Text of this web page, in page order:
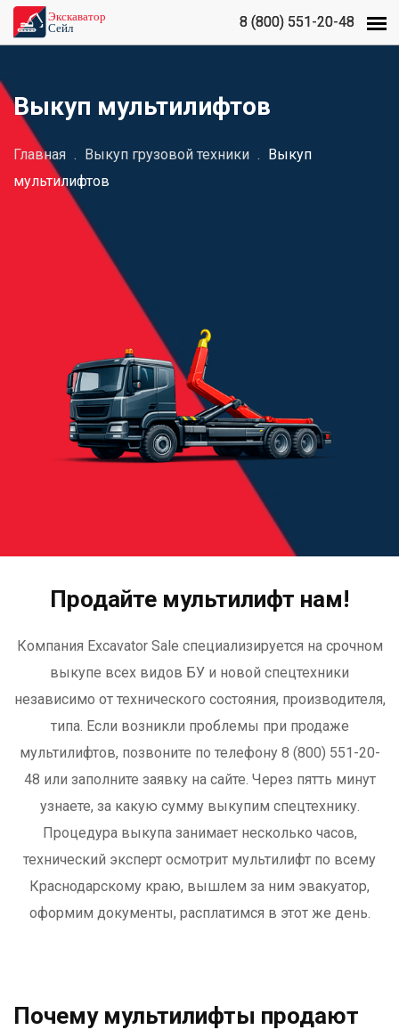
8 (800) 551-20-48
8 (800) 551-20-48
Выкуп мультилифтов
Главная . Выкуп грузовой техники . Выкуп
мультилифтов
Продайте мультилифт нам!
Компания Excavator Sale специализируется на срочном
выкупе всех видов БУ и новой спецтехники
независимо от технического состояния, производителя,
типа. Если возникли проблемы при продаже
мультилифтов, позвоните по телефону 8 (800) 551-20-
48 или заполните заявку на сайте. Через пятть минут
узнаете, за какую сумму выкупим спецтехнику.
Процедура выкупа занимает несколько часов,
технический эксперт осмотрит мультилифт по всему
Краснодарскому краю, вышлем за ним эвакуатор,
оформим документы, расплатимся в этот же день.
Почему мультилифты продают